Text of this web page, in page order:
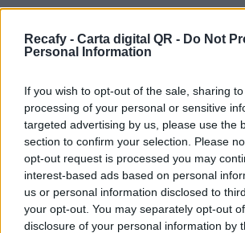
Recafy - Carta digital QR - Do Not
Personal Information
If you wish to opt-out of the sale, sharing
processing of your personal or sensitive
targeted advertising by us, please use the
section to confirm your selection. Please
opt-out request is processed you may
interest-based ads based on personal
us or personal information disclosed to
your opt-out. You may separately opt-out
disclosure of your personal information by
restaurante y quieres un sistema
allá de un simple pdf, estás en el
Ofrecemos la solución de
Por eso hemos diseñado un
ayudar a tu negocio a adaptarse
circunstancias actuales que
viviendo. Contamos con una
que pueden ayudarte a aminorar
trabajo en tu negocio o empresa